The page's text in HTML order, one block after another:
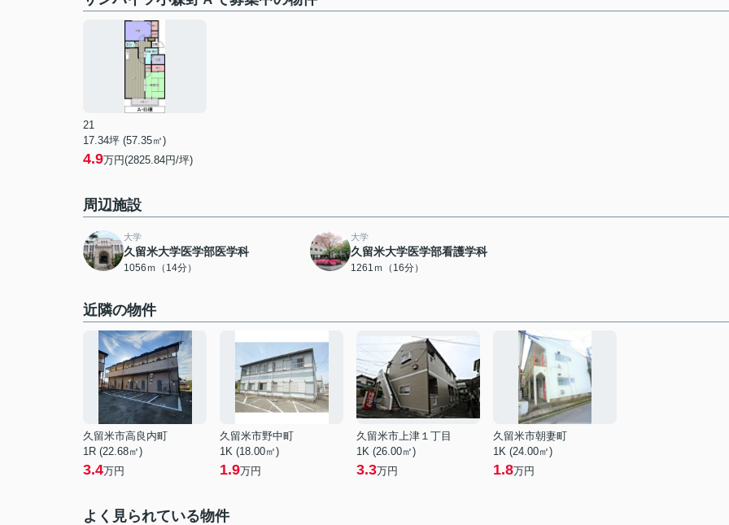
21
17.34坪 (57.35㎡)
4.9万円(2825.84円/坪)
周辺施設
大学
久留米大学医学部医学科
1056ｍ（14分）
大学
久留米大学医学部看護学科
1261ｍ（16分）
近隣の物件
久留米市高良内町
1R (22.68㎡)
3.4万円
久留米市野中町
1K (18.00㎡)
1.9万円
久留米市上津１丁目
1K (26.00㎡)
3.3万円
久留米市朝妻町
1K (24.00㎡)
1.8万円
よく見られている物件